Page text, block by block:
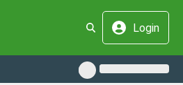
Login